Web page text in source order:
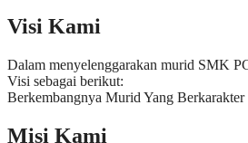
Visi Kami
Dalam menyelenggarakan murid SMK
Visi sebagai berikut:
Berkembangnya Murid Yang Berkarakter
Misi Kami